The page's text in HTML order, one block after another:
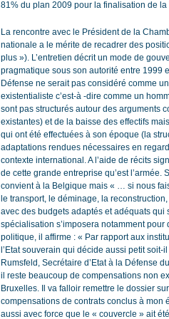
81% du plan 2009 pour la finalisation de
La rencontre avec le Président de la
nationale a le mérite de recadrer des
plus »). L’entretien décrit un mode de
pragmatique sous son autorité entre 1999
Défense ne serait pas considéré comme
existentialiste c’est-à -dire comme un
sont pas structurés autour des arguments
existantes) et de la baisse des effectifs
qui ont été effectuées à son époque (la
adaptations rendues nécessaires en
contexte international. A l’aide de récits
de cette grande entreprise qu’est l’armée.
convient à la Belgique mais « … si nous
le transport, le déminage, la
avec des budgets adaptés et adéquats
spécialisation s’imposera notamment
politique, il affirme : « Par rapport aux
l’Etat souverain qui décide aussi petit
Rumsfeld, Secrétaire d’Etat à la Défense
il reste beaucoup de compensations non
Bruxelles. Il va falloir remettre le dossier
compensations de contrats conclus à mon
aussi avec force que le « couvercle » ait